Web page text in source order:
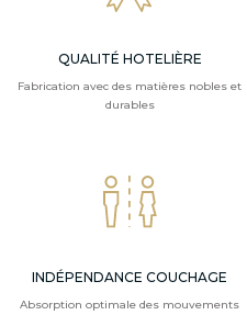
QUALITÉ HOTELIÈRE
Fabrication avec des matières nobles et
durables
INDÉPENDANCE COUCHAGE
Absorption optimale des mouvements